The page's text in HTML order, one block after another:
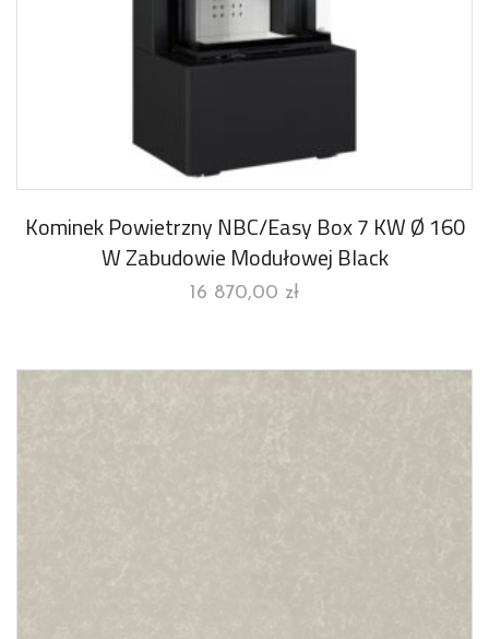
Kominek Powietrzny NBC/Easy Box 7 KW Ø 160
W Zabudowie Modułowej Black
16 870,00 zł